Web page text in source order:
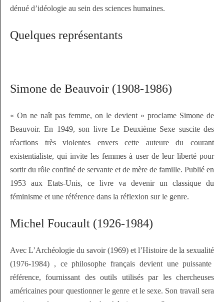
dénué d’idéologie au sein des sciences humaines.
Quelques représentants
Simone de Beauvoir (1908-1986)
« On ne naît pas femme, on le devient » proclame Simone de
Beauvoir. En 1949, son livreLe Deuxième Sexe suscite des
réactions très violentes envers cette auteure du courant
existentialiste, qui invite les femmes à user de leur liberté pour
sortir du rôle confiné de servante et de mère de famille. Publié en
1953 aux Etats-Unis, ce livre va devenir un classique du
féminisme et une référence dans la réflexion sur le genre.
Michel Foucault (1926-1984)
Avec L’Archéologie du savoir(1969) et l’Histoire de la sexualité
(1976-1984) , ce philosophe français devient une puissante
référence, fournissant des outils utilisés par les chercheuses
américaines pour questionner le genre et le sexe. Son travail sera